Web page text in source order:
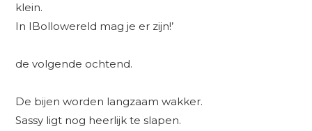
klein.
In IBollowereld mag je er zijn!’
de volgende ochtend.
De bijen worden langzaam wakker.
Sassy ligt nog heerlijk te slapen.